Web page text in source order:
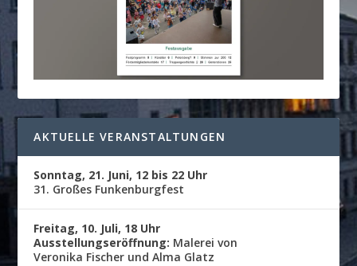
AKTUELLE VERANSTALTUNGEN
Sonntag, 21. Juni, 12 bis 22 Uhr
31. Großes Funkenburgfest
Freitag, 10. Juli, 18 Uhr
Ausstellungseröffnung: Malerei von
Veronika Fischer und Alma Glatz